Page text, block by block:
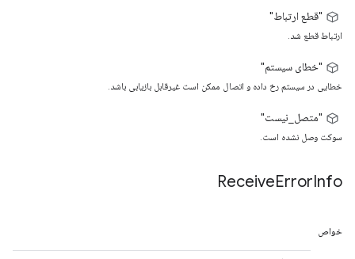
"قطع ارتباط"
ارتباط قطع شد.
"خطای سیستم"
خطایی در سیستم رخ داده و اتصال ممکن است غیرقابل بازیابی باشد.
"متصل_نیست"
سوکت وصل نشده است.
ReceiveErrorInfo
خواص